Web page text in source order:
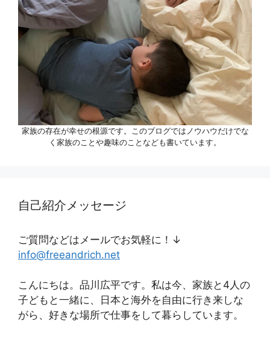
家族の存在が幸せの根源です。このブログではノウハウだけでな
く家族のことや趣味のことなども書いています。
自己紹介メッセージ
ご質問などはメールでお気軽に！↓
info@freeandrich.net
こんにちは。品川広平です。私は今、家族と4人の
子どもと一緒に、日本と海外を自由に行き来しな
がら、好きな場所で仕事をして暮らしています。